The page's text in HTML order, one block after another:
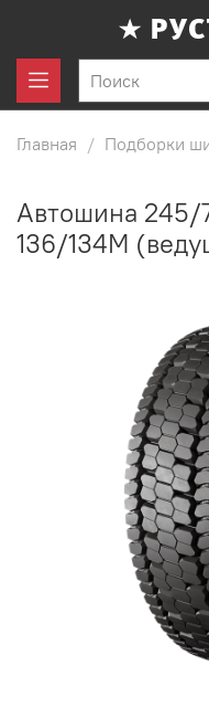
Главная Подборки
Автошина 245/
136/134M